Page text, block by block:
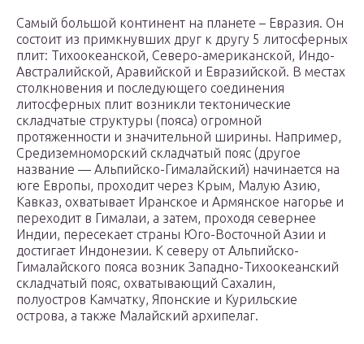
Самый большой континент на планете – Евразия. Он
состоит из примкнувших друг к другу 5 литосферных
плит: Тихоокеанской, Северо-американской, Индо-
Австралийской, Аравийской и Евразийской. В местах
столкновения и последующего соединения
литосферных плит возникли тектонические
складчатые структуры (пояса) огромной
протяженности и значительной ширины. Например,
Средиземноморский складчатый пояс (другое
название — Альпийско-Гималайский) начинается на
юге Европы, проходит через Крым, Малую Азию,
Кавказ, охватывает Иранское и Армянское нагорье и
переходит в Гималаи, а затем, проходя севернее
Индии, пересекает страны Юго-Восточной Азии и
достигает Индонезии. К северу от Альпийско-
Гималайского пояса возник Западно-Тихоокеанский
складчатый пояс, охватывающий Сахалин,
полуостров Камчатку, Японские и Курильские
острова, а также Малайский архипелаг.